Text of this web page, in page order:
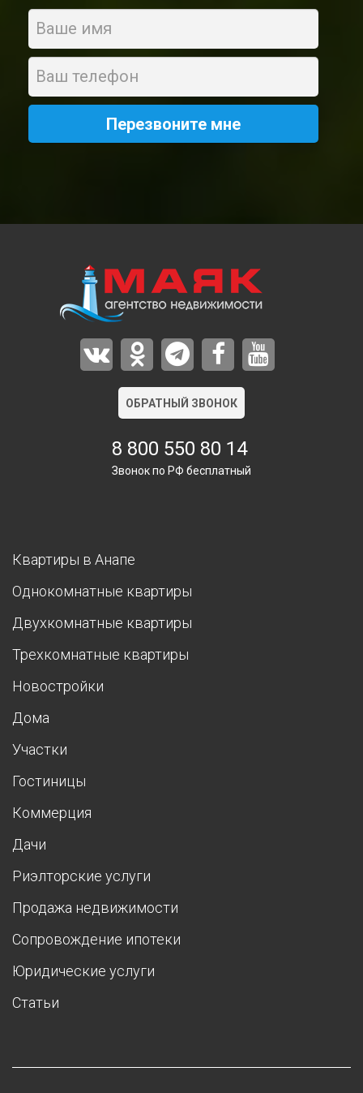
Name
Phone
ОБРАТНЫЙ ЗВОНОК
8 800 550 80 14
Звонок по РФ бесплатный
Квартиры в Анапе
Однокомнатные квартиры
Двухкомнатные квартиры
Трехкомнатные квартиры
Новостройки
Дома
Участки
Гостиницы
Коммерция
Дачи
Риэлторские услуги
Продажа недвижимости
Сопровождение ипотеки
Юридические услуги
Статьи